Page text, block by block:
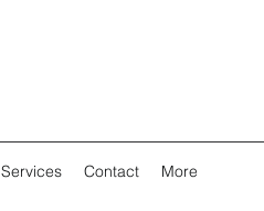
Services Contact More